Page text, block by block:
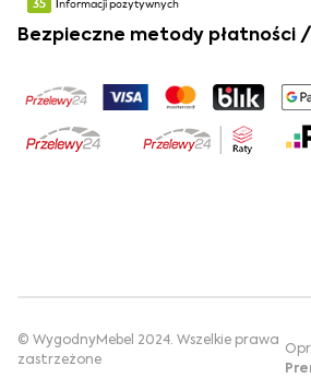
Bezpieczne metody płatności
© WygodnyMebel 2024. Wszelkie prawa
zastrzeżone